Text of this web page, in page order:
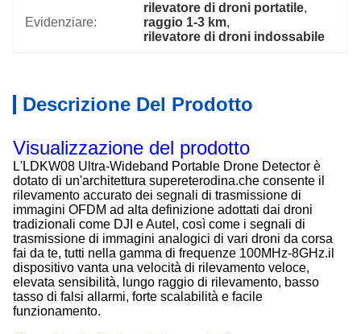
Evidenziare:
rilevatore di droni portatile,
raggio 1-3 km,
rilevatore di droni indossabile
Descrizione Del Prodotto
Visualizzazione del prodotto
L'LDKW08 Ultra-Wideband Portable Drone Detector è
dotato di un'architettura supereterodina.che consente il
rilevamento accurato dei segnali di trasmissione di
immagini OFDM ad alta definizione adottati dai droni
tradizionali come DJI e Autel, così come i segnali di
trasmissione di immagini analogici di vari droni da corsa
fai da te, tutti nella gamma di frequenze 100MHz-8GHz.il
dispositivo vanta una velocità di rilevamento veloce,
elevata sensibilità, lungo raggio di rilevamento, basso
tasso di falsi allarmi, forte scalabilità e facile
funzionamento.